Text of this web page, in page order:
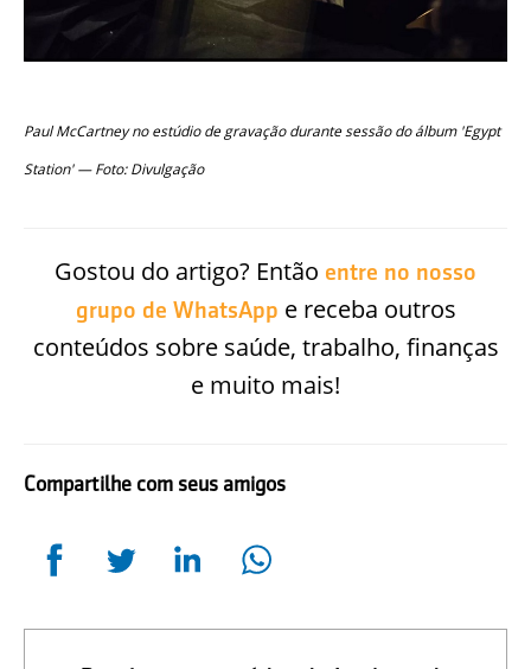
Paul McCartney no estúdio de gravação durante sessão do álbum 'Egypt
Station' — Foto: Divulgação
Gostou do artigo? Então entre no nosso
grupo de WhatsApp e receba outros
conteúdos sobre saúde, trabalho, finanças
e muito mais!
Compartilhe com seus amigos